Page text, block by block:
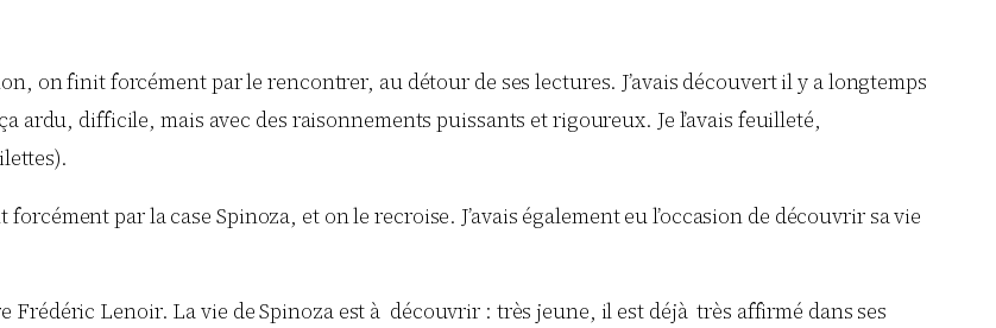
on finit forcément par le rencontrer, au détour de ses lectures. J’avais découvert il y a longtemps
ardu, difficile, mais avec des raisonnements puissants et rigoureux. Je l’avais feuilleté,
forcément par la case Spinoza, et on le recroise. J’avais également eu l’occasion de découvrir sa vie
Frédéric Lenoir. La vie de Spinoza est à découvrir : très jeune, il est déjà très affirmé dans ses